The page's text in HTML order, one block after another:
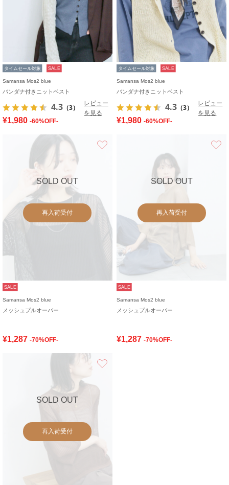
タイムセール対象 SALE
Samansa Mos2 blue
バンダナ付きニットベスト
4.3 （3）
レビュー
を見る
¥1,980 -60%OFF-
タイムセール対象 SALE
Samansa Mos2 blue
バンダナ付きニットベスト
4.3 （3）
レビュー
を見る
¥1,980 -60%OFF-
SOLD OUT
再入荷受付
SALE
Samansa Mos2 blue
メッシュプルオーバー
¥1,287 -70%OFF-
SOLD OUT
再入荷受付
SALE
Samansa Mos2 blue
メッシュプルオーバー
¥1,287 -70%OFF-
SOLD OUT
再入荷受付